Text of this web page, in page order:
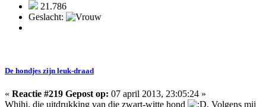
21.786
Geslacht:
De hondjes zijn leuk-draad
« Reactie #219 Gepost op: 07 april 2013, 23:05:24 »
Whihi, die uitdrukking van die zwart-witte hond
. Volgens mij